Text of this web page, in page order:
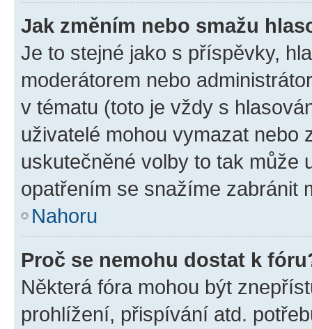
Jak změním nebo smažu
Je to stejné jako s příspěvky,
moderátorem nebo
v tématu (toto je vždy s
uživatelé mohou vymazat nebo
uskutečněné volby to tak může
opatřením se snažíme zabránit
Nahoru
Proč se nemohu dostat k
Některá fóra mohou být
prohlížení, přispívání atd.